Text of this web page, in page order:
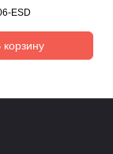
ESD
корзину